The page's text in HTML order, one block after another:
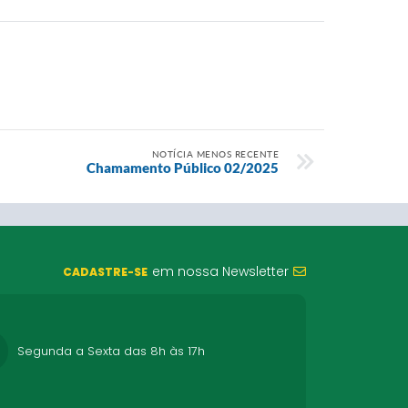
NOTÍCIA MENOS RECENTE
Chamamento Público 02/2025
CADASTRE-SE em nossa Newsletter
Segunda a Sexta das 8h às 17h